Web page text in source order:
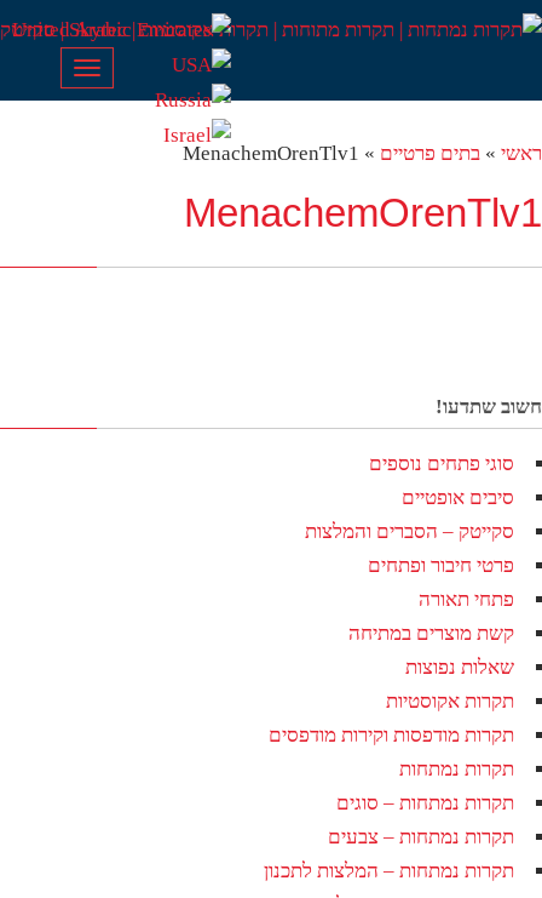
Toggle
navigation
» בתים פרטיים »
MenachemOrenTlv1
שתדעו!
סוגי פתחים נוספים
סיבים אופטיים
סקייטק – הסברים והמלצות
פרטי חיבור ופתחים
פתחי תאורה
קשת מוצרים במתיחה
שאלות נפוצות
תקרות אקוסטיות
תקרות מודפסות וקירות מודפסים
תקרות נמתחות
תקרות נמתחות – סוגים
תקרות נמתחות – צבעים
תקרות נמתחות – המלצות לתכנון